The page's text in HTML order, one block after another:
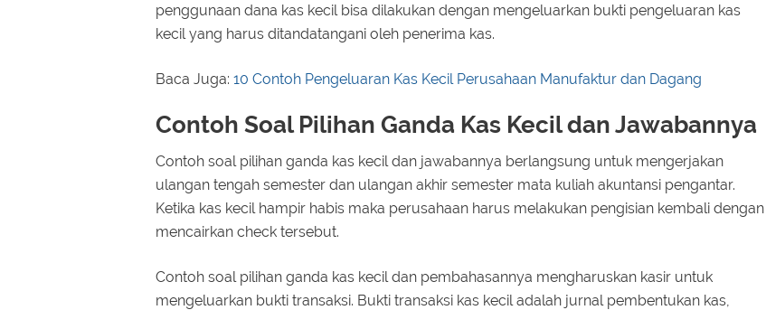
penggunaan dana kas kecil bisa dilakukan dengan mengeluarkan bukti pengeluaran kas
kecil yang harus ditandatangani oleh penerima kas.
Baca Juga: 10 Contoh Pengeluaran Kas Kecil Perusahaan Manufaktur dan Dagang
Contoh Soal Pilihan Ganda Kas Kecil dan Jawabannya
Contoh soal pilihan ganda kas kecil dan jawabannya berlangsung untuk mengerjakan
ulangan tengah semester dan ulangan akhir semester mata kuliah akuntansi pengantar.
Ketika kas kecil hampir habis maka perusahaan harus melakukan pengisian kembali dengan
mencairkan check tersebut.
Contoh soal pilihan ganda kas kecil dan pembahasannya mengharuskan kasir untuk
mengeluarkan bukti transaksi. Bukti transaksi kas kecil adalah jurnal pembentukan kas,